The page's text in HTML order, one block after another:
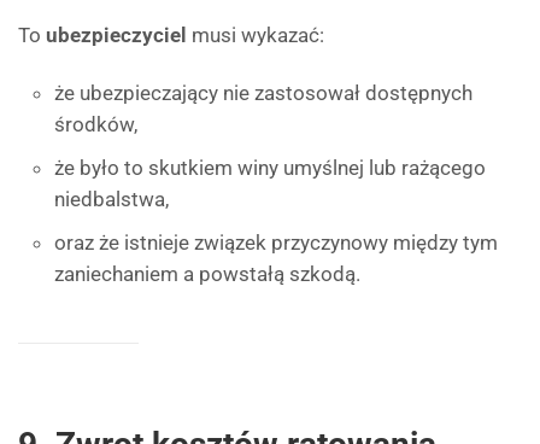
To ubezpieczyciel musi wykazać:
że ubezpieczający nie zastosował dostępnych
środków,
że było to skutkiem winy umyślnej lub rażącego
niedbalstwa,
oraz że istnieje związek przyczynowy między tym
zaniechaniem a powstałą szkodą.